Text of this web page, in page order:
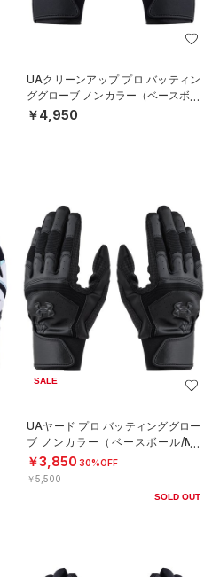
UAクリーンアップ プロ バッティン
ググローブ ノンカラー（ベースボー
ル/MEN）
￥4,950
SALE
UAヤード プロ バッティンググロー
ブ ノンカラー（ベースボール/ME
N）
￥3,850 30%OFF
￥5,500
SOLD OUT